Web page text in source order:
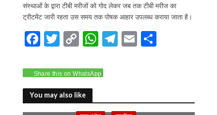
संस्थाओं के द्वारा टीबी मरीजों को गोद लेकर जब तक टीबी मरीज का
ट्रीटमेंट जारी रहता उस समय तक पोषक आहार उपलब्ध कराया जाता है।
F
e
b
o
T
itt
er
C
p
y
Li
W
at
A
T
a
E S
Share this on WhatsApp
You may also like